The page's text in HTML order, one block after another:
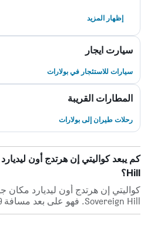
إظهار المزيد
سيارت ايجار
سيارات للاستئجار في بولارات
المطارات القريبة
رحلات طيران إلى بولارات
Hill؟
كواليتي إن هرتدج أون ليديارد مكان
Sovereign Hill. فهو على بعد مسافة 2.9 كم.